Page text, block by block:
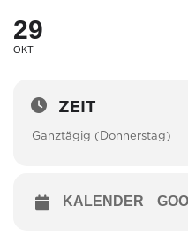
29
OKT
ZEIT
Ganztägig (Donnerstag)
KALENDER